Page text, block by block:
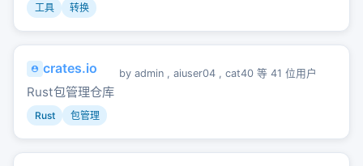
工具 转换
crates.io by admin , aiuser04 , cat40 等 41 位用户
Rust包管理仓库
Rust 包管理